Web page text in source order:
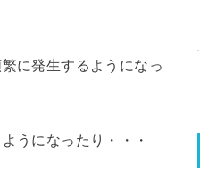
に発生するようになっ
うになったり・・・